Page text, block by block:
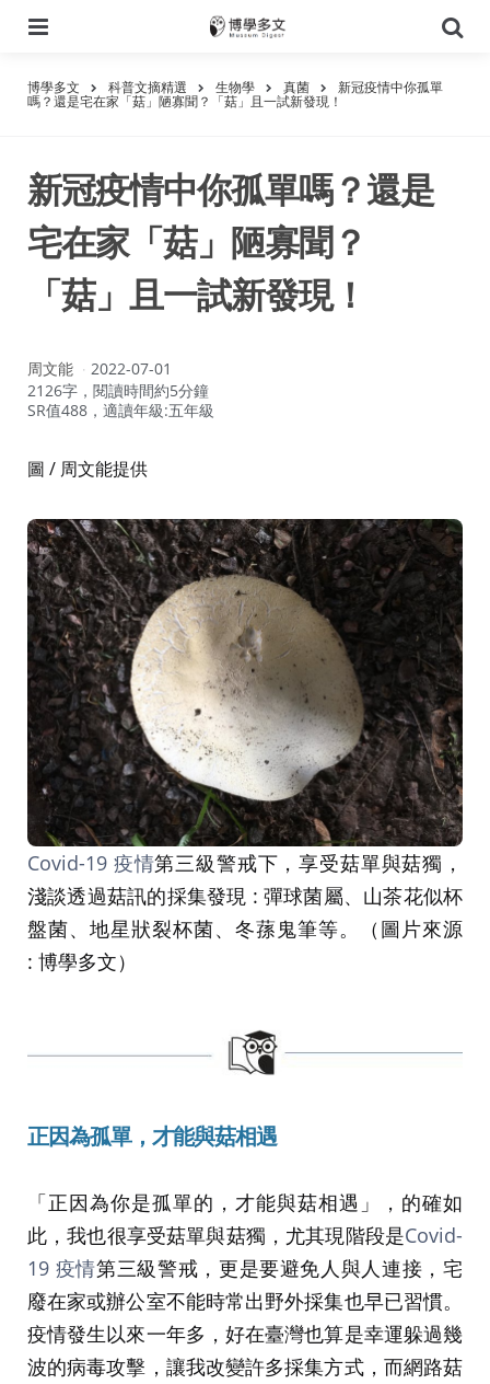
尋
博學多文 科普文摘精選 生物學 真菌 新冠疫情中你孤單
嗎？還是宅在家「菇」陋寡聞？「菇」且一試新發現！
新冠疫情中你孤單嗎？還是
宅在家「菇」陋寡聞？
「菇」且一試新發現！
作
者：
周文能
2022-07-01
2126字，閱讀時間約5分鐘
SR值488，適讀年級:五年級
圖 / 周文能提供
Covid-19 疫情第三級警戒下，享受菇單與菇獨，
淺談透過菇訊的採集發現 : 彈球菌屬、山茶花似杯
盤菌、地星狀裂杯菌、冬蓀鬼筆等。（圖片來源
: 博學多文）
正因為孤單，才能與菇相遇
「正因為你是孤單的，才能與菇相遇」，的確如
此，我也很享受菇單與菇獨，尤其現階段是Covid-
19 疫情第三級警戒，更是要避免人與人連接，宅
廢在家或辦公室不能時常出野外採集也早已習慣。
疫情發生以來一年多，好在臺灣也算是幸運躲過幾
波的病毒攻擊，讓我改變許多採集方式，而網路菇